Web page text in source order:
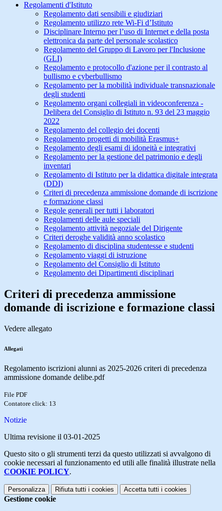
Regolamenti d'Istituto
Regolamento dati sensibili e giudiziari
Regolamento utilizzo rete Wi-Fi d’Istituto
Disciplinare Interno per l’uso di Internet e della posta
elettronica da parte del personale scolastico
Regolamento del Gruppo di Lavoro per l'Inclusione
(GLI)
Regolamento e protocollo d'azione per il contrasto al
bullismo e cyberbullismo
Regolamento per la mobilità individuale transnazionale
degli studenti
Regolamento organi collegiali in videoconferenza -
Delibera del Consiglio di Istituto n. 93 del 23 maggio
2022
Regolamento del collegio dei docenti
Regolamento progetti di mobilità Erasmus+
Regolamento degli esami di idoneità e integrativi
Regolamento per la gestione del patrimonio e degli
inventari
Regolamento di Istituto per la didattica digitale integrata
(DDI)
Criteri di precedenza ammissione domande di iscrizione
e formazione classi
Regole generali per tutti i laboratori
Regolamenti delle aule speciali
Regolamento attività negoziale del Dirigente
Criteri deroghe validità anno scolastico
Regolamento di disciplina studentesse e studenti
Regolamento viaggi di istruzione
Regolamento del Consiglio di Istituto
Regolamento dei Dipartimenti disciplinari
Criteri di precedenza ammissione
domande di iscrizione e formazione classi
Vedere allegato
Allegati
Regolamento iscrizioni alunni as 2025-2026 criteri di precedenza
ammissione domande delibe.pdf
File PDF
Contatore click: 13
Notizie
Ultima revisione il 03-01-2025
Questo sito o gli strumenti terzi da questo utilizzati si avvalgono di
cookie necessari al funzionamento ed utili alle finalità illustrate nella
COOKIE POLICY.
Personalizza Rifiuta tutti i cookies Accetta tutti i cookies
Gestione cookie